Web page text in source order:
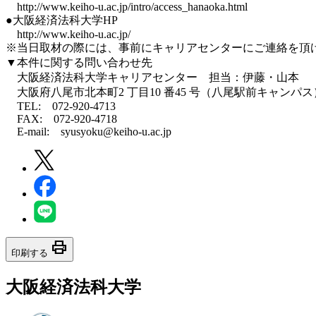
http://www.keiho-u.ac.jp/intro/access_hanaoka.html
●大阪経済法科大学HP
http://www.keiho-u.ac.jp/
※当日取材の際には、事前にキャリアセンターにご連絡を頂
▼本件に関する問い合わせ先
大阪経済法科大学キャリアセンター 担当：伊藤・山本
大阪府八尾市北本町2 丁目10 番45 号（八尾駅前キャンパス
TEL: 072-920-4713
FAX: 072-920-4718
E-mail: syusyoku@keiho-u.ac.jp
印刷する print
大阪経済法科大学